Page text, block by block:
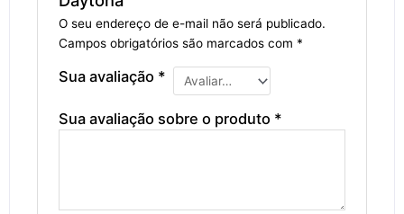
O seu endereço de e-mail não será publicado.
Campos obrigatórios são marcados com *
Sua avaliação *
Sua avaliação sobre o produto *